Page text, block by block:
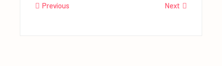
Previous Next